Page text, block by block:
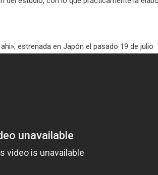
estrenada en Japón el pasado 19 de julio